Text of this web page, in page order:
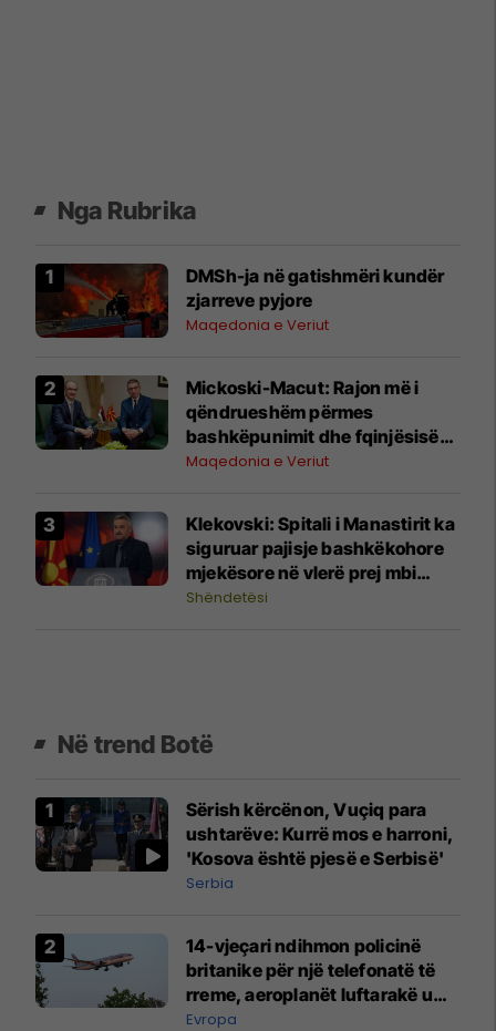
Nga Rubrika
DMSh-ja në gatishmëri kundër
zjarreve pyjore
Maqedonia e Veriut
Mickoski-Macut: Rajon më i
qëndrueshëm përmes
bashkëpunimit dhe fqinjësisë
së mirë RMV-Serbi
Maqedonia e Veriut
Klekovski: Spitali i Manastirit ka
siguruar pajisje bashkëkohore
mjekësore në vlerë prej mbi
30,4 milionë denarë
Shëndetësi
Në trend Botë
Sërish kërcënon, Vuçiq para
ushtarëve: Kurrë mos e harroni,
'Kosova është pjesë e Serbisë'
Serbia
14-vjeçari ndihmon policinë
britanike për një telefonatë të
rreme, aeroplanët luftarakë u
ngritën në ajër për të
Evropa